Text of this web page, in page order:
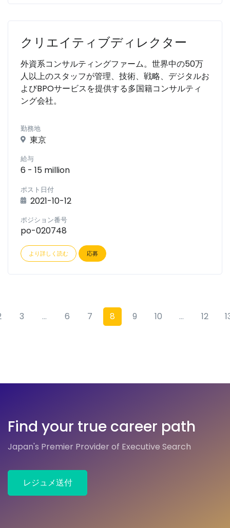
クリエイティブディレクター
外資系コンサルティングファーム。世界中の50万
人以上のスタッフが管理、技術、戦略、デジタルお
よびBPOサービスを提供する多国籍コンサルティ
ング会社。
勤務地
東京
給与
6 - 15 million
ポスト日付
2021-10-12
ポジション番号
po-020748
より詳しく読む 応募
3 ... 6 7 8 9 10 ... 12
Find your true career path
Japan's Premier Provider of Executive Search
レジュメ送付